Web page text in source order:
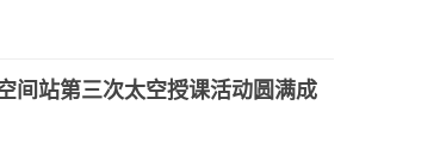
间站第三次太空授课活动圆满成